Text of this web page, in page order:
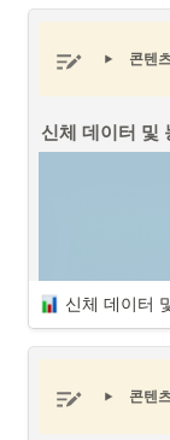
프로젝트 매니
가 되기 위해서는
프로젝트 매니저
콘텐
신체 데이터 및
신체 데이터
콘텐